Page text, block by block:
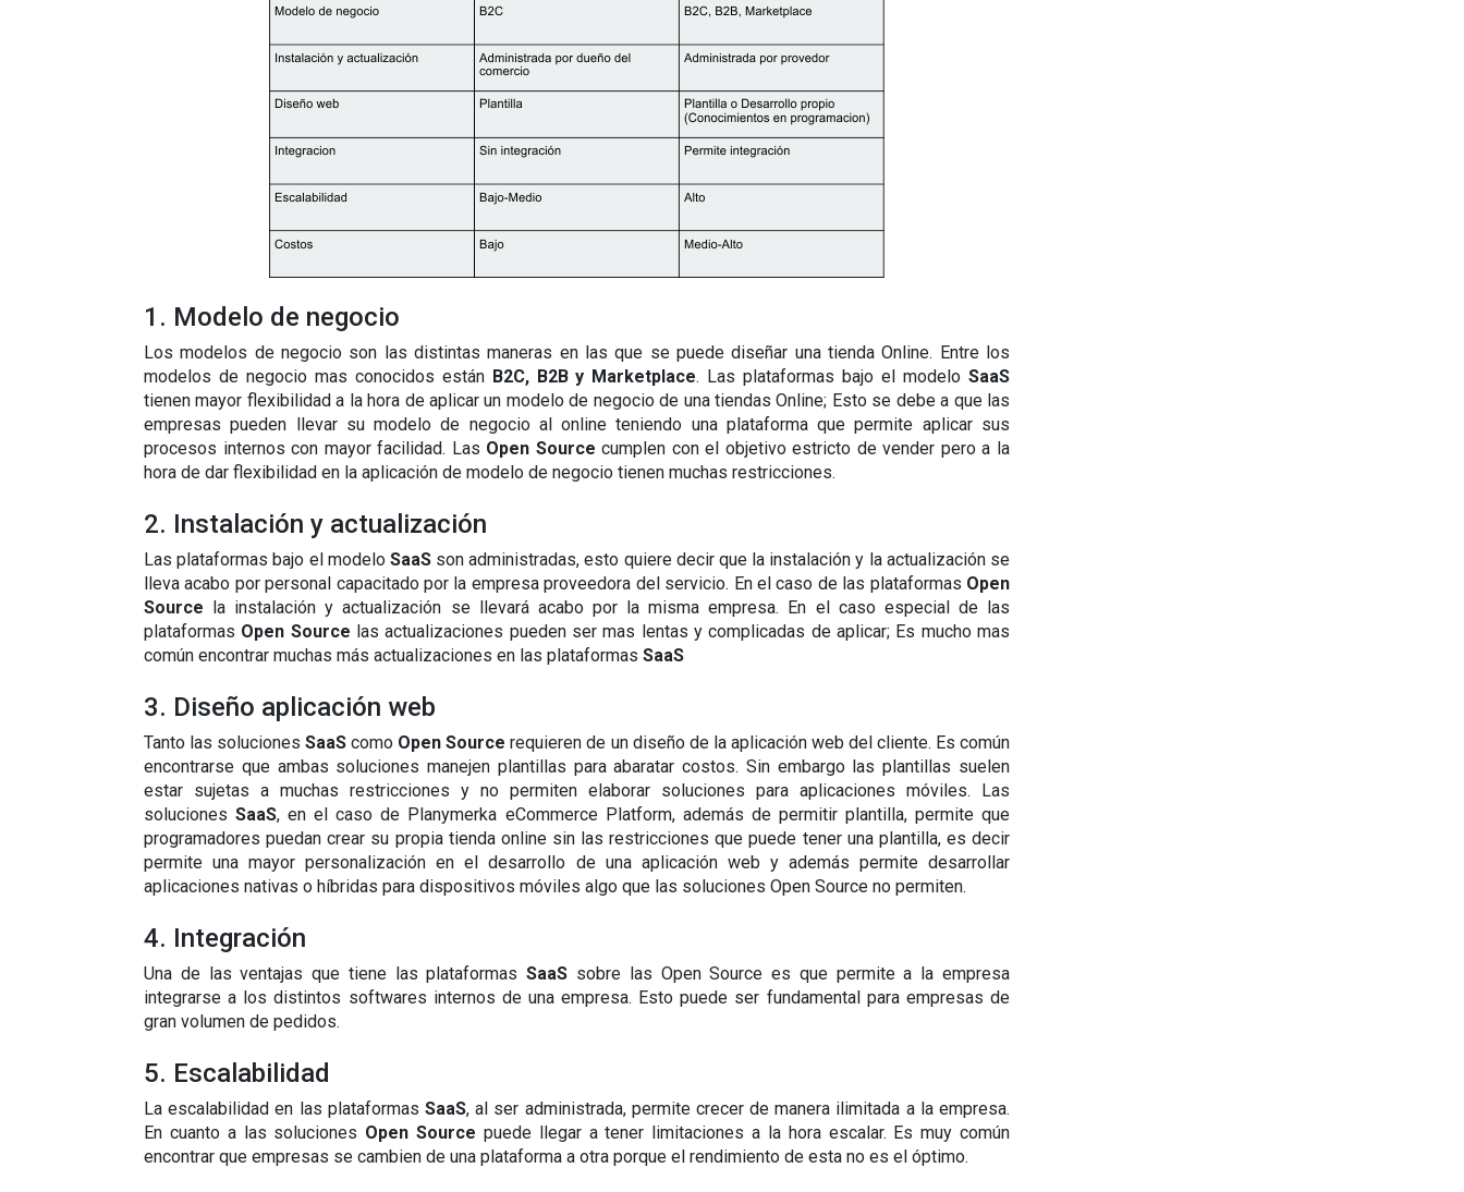
1. Modelo de negocio
Los modelos de negocio son las distintas maneras en las que se puede diseñar una tienda Online. Entre los
modelos de negocio mas conocidos están B2C, B2B y Marketplace. Las plataformas bajo el modelo
tienen mayor flexibilidad a la hora de aplicar un modelo de negocio de una tiendas Online; Esto se debe a que las
empresas pueden llevar su modelo de negocio al online teniendo una plataforma que permite aplicar sus
procesos internos con mayor facilidad. Las Open Source cumplen con el objetivo estricto de vender pero a la
hora de dar flexibilidad en la aplicación de modelo de negocio tienen muchas restricciones.
2. Instalación y actualización
Las plataformas bajo el modelo SaaS son administradas, esto quiere decir que la instalación y la actualización se
lleva acabo por personal capacitado por la empresa proveedora del servicio. En el caso de las plataformas Open
Source la instalación y actualización se llevará acabo por la misma empresa. En el caso especial de las
plataformas Open Source las actualizaciones pueden ser mas lentas y complicadas de aplicar; Es mucho mas
común encontrar muchas más actualizaciones en las plataformas SaaS
3. Diseño aplicación web
Tanto las soluciones SaaS como Open Source requieren de un diseño de la aplicación web del cliente. Es común
encontrarse que ambas soluciones manejen plantillas para abaratar costos. Sin embargo las plantillas suelen
estar sujetas a muchas restricciones y no permiten elaborar soluciones para aplicaciones móviles. Las
soluciones SaaS, en el caso de Planymerka eCommerce Platform, además de permitir plantilla, permite que
programadores puedan crear su propia tienda online sin las restricciones que puede tener una plantilla, es decir
permite una mayor personalización en el desarrollo de una aplicación web y además permite desarrollar
aplicaciones nativas o híbridas para dispositivos móviles algo que las soluciones Open Source no permiten.
4. Integración
Una de las ventajas que tiene las plataformas SaaS sobre las Open Source es que permite a la empresa
integrarse a los distintos softwares internos de una empresa. Esto puede ser fundamental para empresas de
gran volumen de pedidos.
5. Escalabilidad
La escalabilidad en las plataformas SaaS, al ser administrada, permite crecer de manera ilimitada a la empresa.
En cuanto a las soluciones Open Source puede llegar a tener limitaciones a la hora escalar. Es muy común
encontrar que empresas se cambien de una plataforma a otra porque el rendimiento de esta no es el óptimo.